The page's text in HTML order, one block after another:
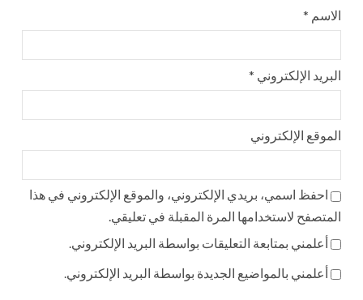
الاسم *
البريد الإلكتروني *
الموقع الإلكتروني
احفظ اسمي، بريدي الإلكتروني، والموقع الإلكتروني في هذا
المتصفح لاستخدامها المرة المقبلة في تعليقي.
أعلمني بمتابعة التعليقات بواسطة البريد الإلكتروني.
أعلمني بالمواضيع الجديدة بواسطة البريد الإلكتروني.